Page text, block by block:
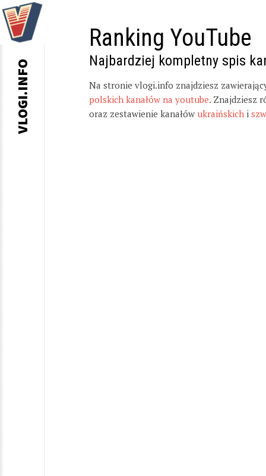
Ranking YouTube
Najbardziej kompletny spis
Na stronie vlogi.info znajdziesz
polskich kanałów na youtube. Znajdziesz
oraz zestawienie kanałów ukraińskich i
VLOGI.INFO